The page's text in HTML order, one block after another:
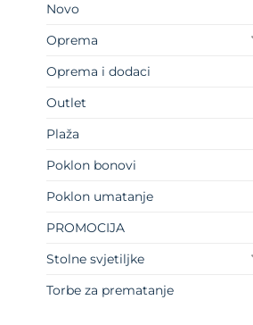
Novo
Oprema
Oprema i dodaci
Outlet
Plaža
Poklon bonovi
Poklon umatanje
PROMOCIJA
Stolne svjetiljke
Torbe za prematanje